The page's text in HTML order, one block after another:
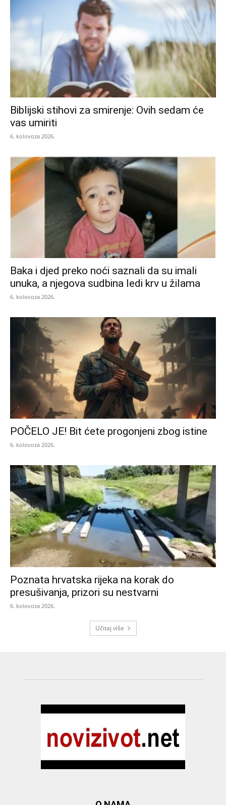
Biblijski stihovi za smirenje: Ovih sedam će
vas umiriti
6. kolovoza 2026.
Baka i djed preko noći saznali da su imali
unuka, a njegova sudbina ledi krv u žilama
6. kolovoza 2026.
POČELO JE! Bit ćete progonjeni zbog istine
6. kolovoza 2026.
Poznata hrvatska rijeka na korak do
presušivanja, prizori su nestvarni
6. kolovoza 2026.
Učitaj više